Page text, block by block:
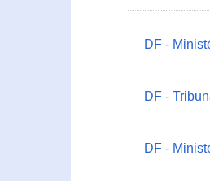
DF -
DF -
DF -